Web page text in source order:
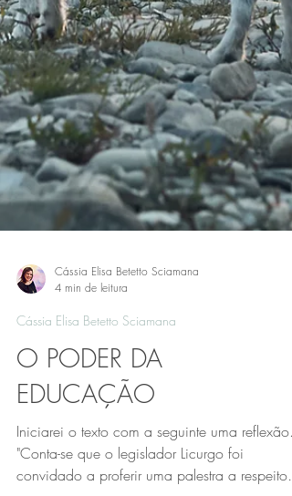
Cássia Elisa Betetto Sciamana
4 min de leitura
Cássia Elisa Betetto Sciamana
O PODER DA